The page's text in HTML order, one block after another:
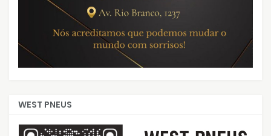
WEST PNEUS